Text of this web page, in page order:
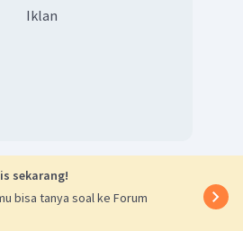
Iklan
sekarang!
bisa tanya soal ke Forum